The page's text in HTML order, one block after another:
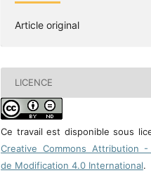
Article original
LICENCE
Ce travail est disponible sous
Creative Commons Attribution -
de Modification 4.0 International.